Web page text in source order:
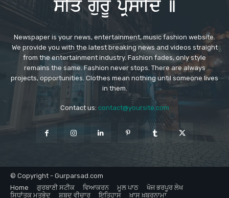
Newspaper is your news, entertainment, music fashion website.
We provide you with the latest breaking news and videos straight
from the entertainment industry. Fashion fades, only style
remains the same. Fashion never stops. There are always
projects, opportunities. Clothes mean nothing until someone lives
in them.
Contact us: contact@yoursite.com
© Copyright - Gurparsad.com
Home
ਗੁਰਬਾਣੀ ਸਟੀਕ ਵਿਆਕਰਨ ਮੂਲ ਪਾਠ
ਖੋਜ ਭਰਪੂਰ ਲੇਖ
ਸਿਧਾਂਤਕ ਮਤਭੇਦ
ਸ਼ਬਦ ਵੀਚਾਰ ਇਤਿਹਾਸ ਖ਼ਾਸ ਖ਼ਬਰਨਾਮਾ